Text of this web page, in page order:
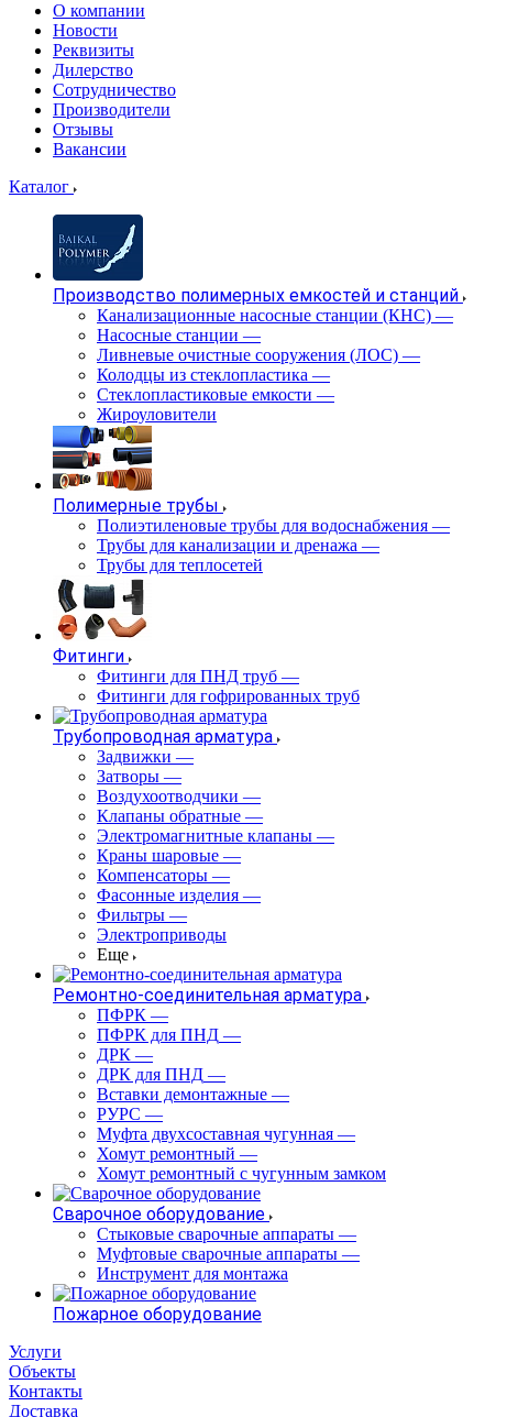
О компании
Новости
Реквизиты
Дилерство
Сотрудничество
Производители
Отзывы
Вакансии
Каталог
Производство полимерных емкостей и станций
Канализационные насосные станции (КНС) —
Насосные станции —
Ливневые очистные сооружения (ЛОС) —
Колодцы из стеклопластика —
Стеклопластиковые емкости —
Жироуловители
Полимерные трубы
Полиэтиленовые трубы для водоснабжения —
Трубы для канализации и дренажа —
Трубы для теплосетей
Фитинги
Фитинги для ПНД труб —
Фитинги для гофрированных труб
Трубопроводная арматура
Задвижки —
Затворы —
Воздухоотводчики —
Клапаны обратные —
Электромагнитные клапаны —
Краны шаровые —
Компенсаторы —
Фасонные изделия —
Фильтры —
Электроприводы
Еще
Ремонтно-соединительная арматура
ПФРК —
ПФРК для ПНД —
ДРК —
ДРК для ПНД —
Вставки демонтажные —
РУРС —
Муфта двухсоставная чугунная —
Хомут ремонтный —
Хомут ремонтный с чугунным замком
Сварочное оборудование
Стыковые сварочные аппараты —
Муфтовые сварочные аппараты —
Инструмент для монтажа
Пожарное оборудование
Услуги
Объекты
Контакты
Доставка